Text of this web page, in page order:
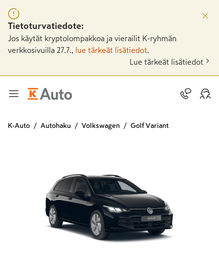
Tietoturvatiedote:
Jos käytät kryptolompakkoa ja vierailit K-ryhmän
verkkosivuilla 27.7.,
lue tärkeät lisätiedot
Lue tärkeät lisätiedot
K-Auto Autohaku Volkswagen Golf Variant